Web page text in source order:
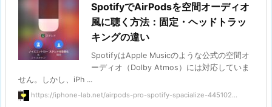
SpotifyでAirPodsを空間オーディオ
風に聴く方法：固定・ヘッドトラッ
キングの違い
SpotifyはApple Musicのような公式の空間オ
ーディオ（Dolby Atmos）には対応していま
せん。しかし、iPh ...
https://iphone-lab.net/airpods-pro-spotify-spacialize-445102...